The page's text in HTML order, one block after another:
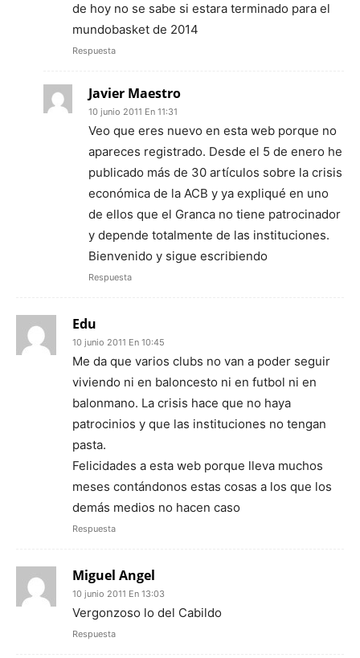
de hoy no se sabe si estara terminado para el
mundobasket de 2014
Respuesta
Javier Maestro
10 junio 2011 En 11:31
Veo que eres nuevo en esta web porque no
apareces registrado. Desde el 5 de enero he
publicado más de 30 artículos sobre la crisis
económica de la ACB y ya expliqué en uno
de ellos que el Granca no tiene patrocinador
y depende totalmente de las instituciones.
Bienvenido y sigue escribiendo
Respuesta
Edu
10 junio 2011 En 10:45
Me da que varios clubs no van a poder seguir
viviendo ni en baloncesto ni en futbol ni en
balonmano. La crisis hace que no haya
patrocinios y que las instituciones no tengan
pasta.
Felicidades a esta web porque lleva muchos
meses contándonos estas cosas a los que los
demás medios no hacen caso
Respuesta
Miguel Angel
10 junio 2011 En 13:03
Vergonzoso lo del Cabildo
Respuesta